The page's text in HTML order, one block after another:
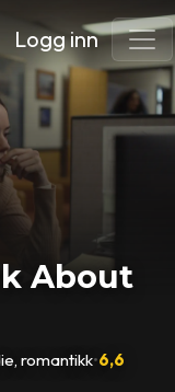
Logg inn
About
romantikk•6,6